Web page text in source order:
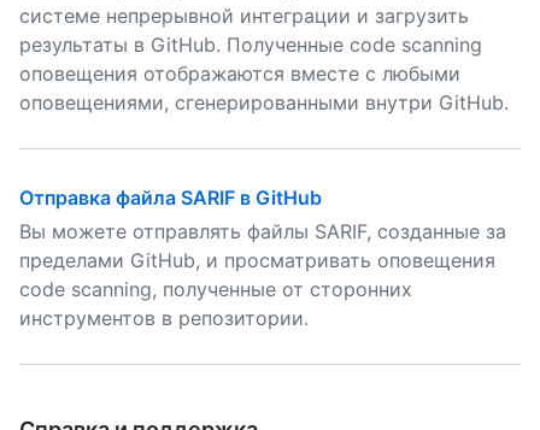
системе непрерывной интеграции и загрузить
результаты в GitHub. Полученные code scanning
оповещения отображаются вместе с любыми
оповещениями, сгенерированными внутри GitHub.
Отправка файла SARIF в GitHub
Вы можете отправлять файлы SARIF, созданные за
пределами GitHub, и просматривать оповещения
code scanning, полученные от сторонних
инструментов в репозитории.